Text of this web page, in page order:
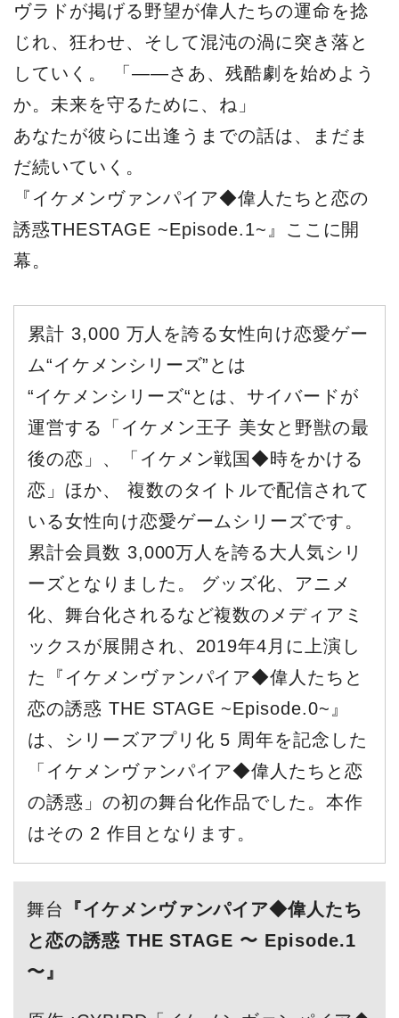
ヴラドが掲げる野望が偉人たちの運命を捻
じれ、狂わせ、そして混沌の渦に突き落と
していく。 「――さあ、残酷劇を始めよう
か。未来を守るために、ね」
あなたが彼らに出逢うまでの話は、まだま
だ続いていく。
『イケメンヴァンパイア◆偉人たちと恋の
誘惑THESTAGE ~Episode.1~』ここに開
幕。
累計 3,000 万人を誇る女性向け恋愛ゲー
ム“イケメンシリーズ”とは
“イケメンシリーズ“とは、サイバードが
運営する「イケメン王子 美女と野獣の最
後の恋」、「イケメン戦国◆時をかける
恋」ほか、 複数のタイトルで配信されて
いる女性向け恋愛ゲームシリーズです。
累計会員数 3,000万人を誇る大人気シリ
ーズとなりました。 グッズ化、アニメ
化、舞台化されるなど複数のメディアミ
ックスが展開され、2019年4月に上演し
た『イケメンヴァンパイア◆偉人たちと
恋の誘惑 THE STAGE ~Episode.0~』
は、シリーズアプリ化 5 周年を記念した
「イケメンヴァンパイア◆偉人たちと恋
の誘惑」の初の舞台化作品でした。本作
はその 2 作目となります。
舞台
『イケメンヴァンパイア◆偉人たち
と恋の誘惑 THE STAGE 〜 Episode.1
〜』